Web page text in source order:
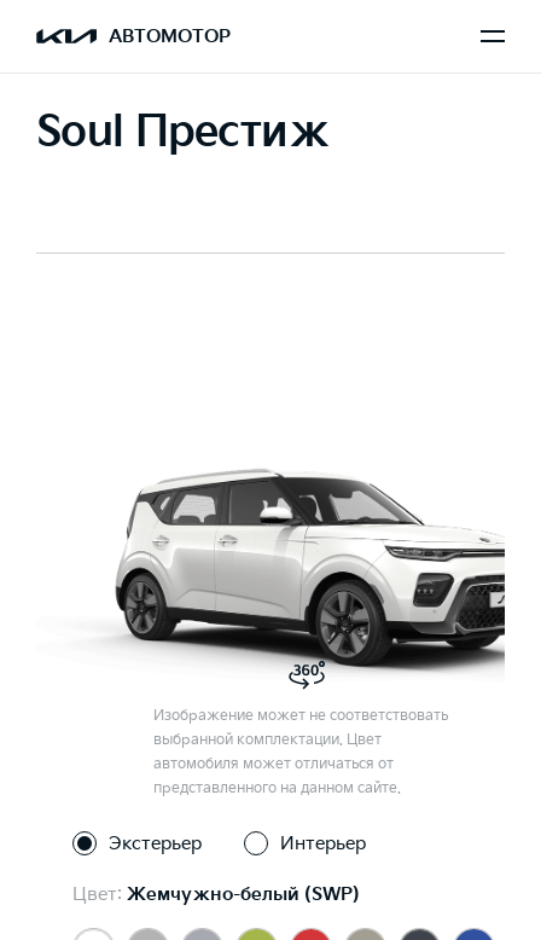
АВТОМОТОР
Soul Престиж
Изображение может не соответствовать
выбранной комплектации. Цвет
автомобиля может отличаться от
представленного на данном сайте.
Экстерьер Интерьер
Цвет: Жемчужно-белый (SWP)